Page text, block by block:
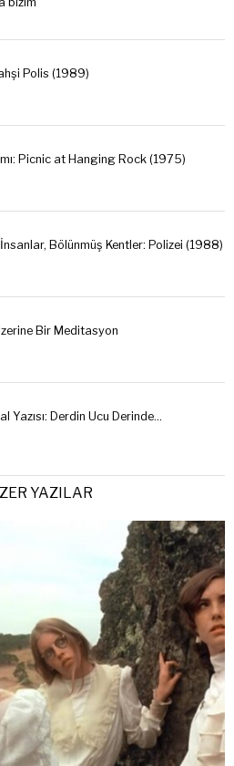
Polis (1989)
Picnic at Hanging Rock (1975)
Bölünmüş Kentler: Polizei (1988)
Bir Meditasyon
Yazısı: Derdin Ucu Derinde…
YAZILAR